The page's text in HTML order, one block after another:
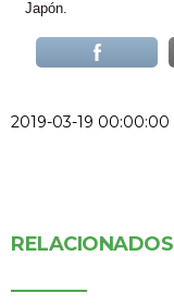
Japón.
2019-03-19 00:00:00
RELACIONADOS